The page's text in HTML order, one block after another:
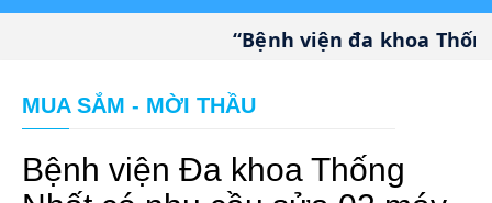
navigation
“Bệnh viện đa khoa Thống
MUA SẮM - MỜI THẦU
Bệnh viện Đa khoa Thống